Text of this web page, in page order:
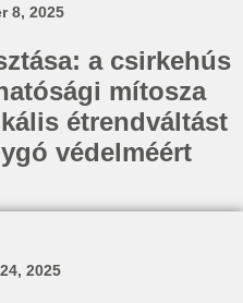
8, 2025
a csirkehús
mítosza
étrendváltást
védelméért
2025